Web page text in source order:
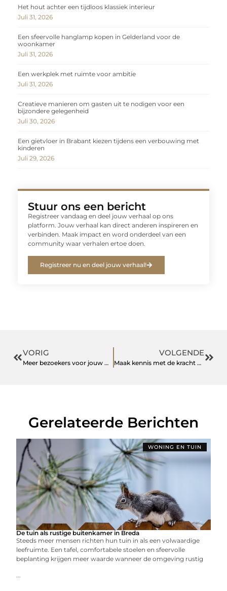
Het hout achter een tijdloos klassiek interieur
Juli 31, 2026
Een sfeervolle hanglamp kopen in Gelderland voor de
woonkamer
Juli 31, 2026
Een werkplek met ruimte voor ambitie
Juli 31, 2026
Creatieve manieren om gasten uit te nodigen voor een
bijzondere gelegenheid
Juli 30, 2026
Een gietvloer in Brabant kiezen tijdens een verbouwing met
kinderen
Juli 29, 2026
Stuur ons een bericht
Registreer vandaag en deel jouw verhaal op ons
platform. Jouw verhaal kan direct anderen inspireren en
verbinden. Maak impact en word onderdeel van een
community waar verhalen ertoe doen.
Registreer nu en deel jouw verhaal!
VORIG
Meer bezoekers voor jouw webshop
VOLGENDE
Maak kennis met de kracht van storytelling met deze tweedaagse training
Gerelateerde Berichten
WONING EN TUIN
De tuin als rustige buitenkamer in Breda
Steeds meer mensen richten hun tuin in als een volwaardige
leefruimte. Een tafel, comfortabele stoelen en sfeervolle
beplanting krijgen meer waarde wanneer de omgeving rustig
...